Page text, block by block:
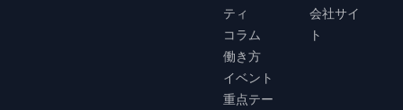
ティ
コラム
働き方
イベント
重点テー
会社サイ
ト